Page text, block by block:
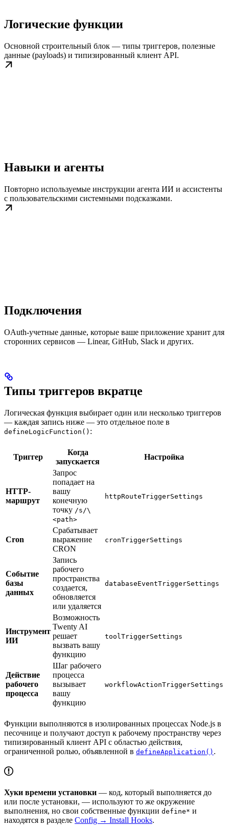
Логические функции
Основной строительный блок — типы триггеров, полезные
данные (payloads) и типизированный клиент API.
Навыки и агенты
Повторно используемые инструкции агента ИИ и ассистенты
с пользовательскими системными подсказками.
Подключения
OAuth-учетные данные, которые ваше приложение хранит для
сторонних сервисов — Linear, GitHub, Slack и других.
Типы триггеров вкратце
Логическая функция выбирает один или несколько триггеров
— каждая запись ниже — это отдельное поле в
defineLogicFunction() :
Триггер
Когда
запускается
Настройка
HTTP-
маршрут
Запрос
попадает на
вашу
конечную
точку /s/\
<path>
httpRouteTriggerSettings
Cron
Срабатывает
выражение
CRON
cronTriggerSettings
Событие
базы
данных
Запись
рабочего
пространства
создается,
обновляется
или удаляется
databaseEventTriggerSettings
Инструмент
ИИ
Возможность
Twenty AI
решает
вызвать вашу
функцию
toolTriggerSettings
Действие
рабочего
процесса
Шаг рабочего
процесса
вызывает
вашу
функцию
workflowActionTriggerSettings
Функции выполняются в изолированных процессах Node.js в
песочнице и получают доступ к рабочему пространству через
типизированный клиент API с областью действия,
ограниченной ролью, объявленной в defineApplication() .
Хуки времени установки — код, который выполняется до
или после установки, — используют то же окружение
выполнения, но свои собственные функции define* и
находятся в разделе Config → Install Hooks.